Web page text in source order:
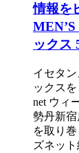
情報を
ックス
イセタ
ックス
net ウィ
勢丹新
を取り
ズネッ